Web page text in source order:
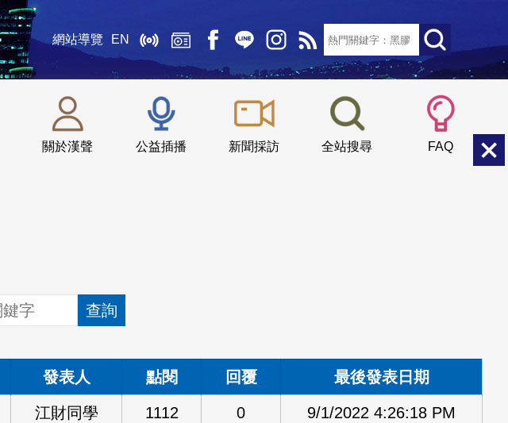
網站導覽 EN
關於漢聲 公益插播 新聞採訪 全站搜尋 FAQ
小 中
查詢
發表人 點閱 回覆 最後發表日期
江財同學 1112 0 9/1/2022 4:26:18 PM